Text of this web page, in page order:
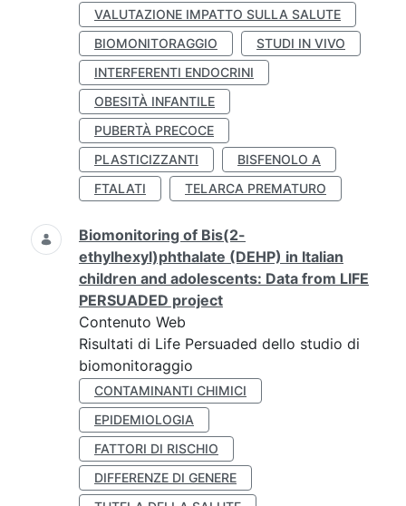
VALUTAZIONE IMPATTO SULLA SALUTE
BIOMONITORAGGIO
STUDI IN VIVO
INTERFERENTI ENDOCRINI
OBESITÀ INFANTILE
PUBERTÀ PRECOCE
PLASTICIZZANTI
BISFENOLO A
FTALATI
TELARCA PREMATURO
Biomonitoring of Bis(2-
ethylhexyl)phthalate (DEHP) in Italian
children and adolescents: Data from LIFE
PERSUADED project
Contenuto Web
Risultati di Life Persuaded dello studio di
biomonitoraggio
CONTAMINANTI CHIMICI
EPIDEMIOLOGIA
FATTORI DI RISCHIO
DIFFERENZE DI GENERE